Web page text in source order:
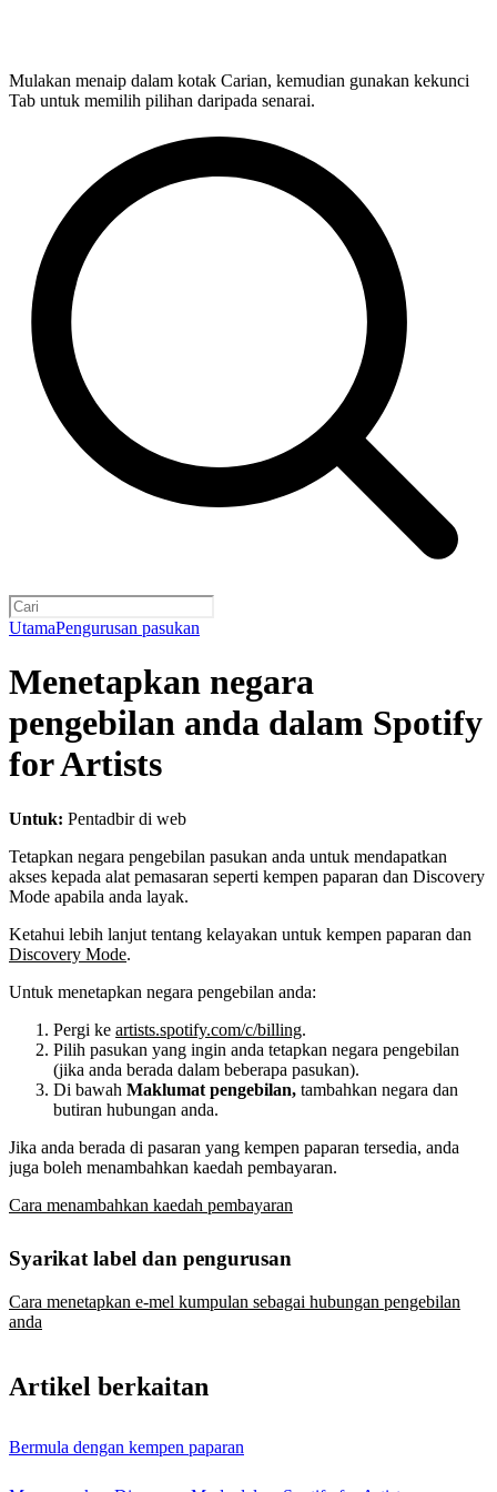
Mulakan menaip dalam kotak Carian, kemudian gunakan kekunci
Tab untuk memilih pilihan daripada senarai.
UtamaPengurusan pasukan
Menetapkan negara
pengebilan anda dalam Spotify
for Artists
Untuk: Pentadbir di web
Tetapkan negara pengebilan pasukan anda untuk mendapatkan
akses kepada alat pemasaran seperti kempen paparan dan Discovery
Mode apabila anda layak.
Ketahui lebih lanjut tentang kelayakan untuk kempen paparan dan
Discovery Mode.
Untuk menetapkan negara pengebilan anda:
Pergi ke artists.spotify.com/c/billing.
Pilih pasukan yang ingin anda tetapkan negara pengebilan
(jika anda berada dalam beberapa pasukan).
Di bawah Maklumat pengebilan, tambahkan negara dan
butiran hubungan anda.
Jika anda berada di pasaran yang kempen paparan tersedia, anda
juga boleh menambahkan kaedah pembayaran.
Cara menambahkan kaedah pembayaran
Syarikat label dan pengurusan
Cara menetapkan e-mel kumpulan sebagai hubungan pengebilan
anda
Artikel berkaitan
Bermula dengan kempen paparan